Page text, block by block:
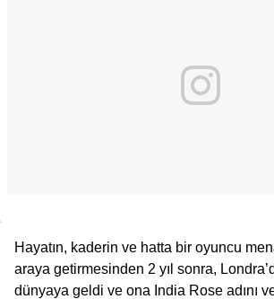
Hayatın, kaderin ve hatta bir oyuncu
araya getirmesinden 2 yıl sonra,
dünyaya geldi ve ona India Rose adını